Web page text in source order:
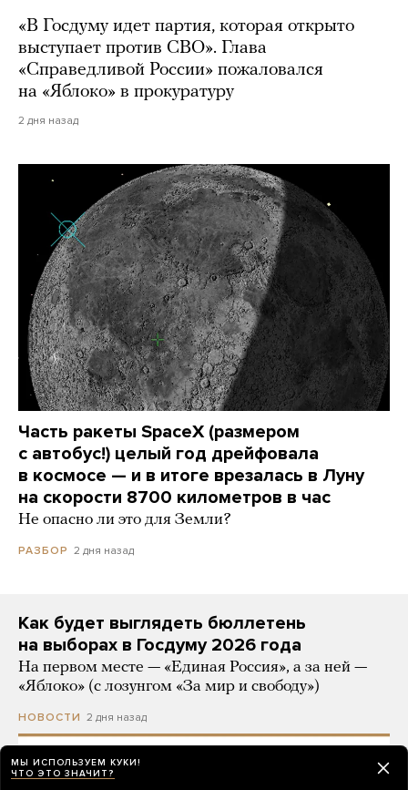
«В Госдуму идет партия, которая открыто
выступает против СВО». Глава
«Справедливой России» пожаловался
на «Яблоко» в прокуратуру
2 дня назад
Часть ракеты SpaceX (размером
с автобус!) целый год дрейфовала
в космосе — и в итоге врезалась в Луну
на скорости 8700 километров в час
Не опасно ли это для Земли?
РАЗБОР 2 дня назад
Как будет выглядеть бюллетень
на выборах в Госдуму 2026 года
На первом месте — «Единая Россия», а за ней —
«Яблоко» (с лозунгом «За мир и свободу»)
НОВОСТИ 2 дня назад
МЫ ИСПОЛЬЗУЕМ КУКИ!
ЧТО ЭТО ЗНАЧИТ?